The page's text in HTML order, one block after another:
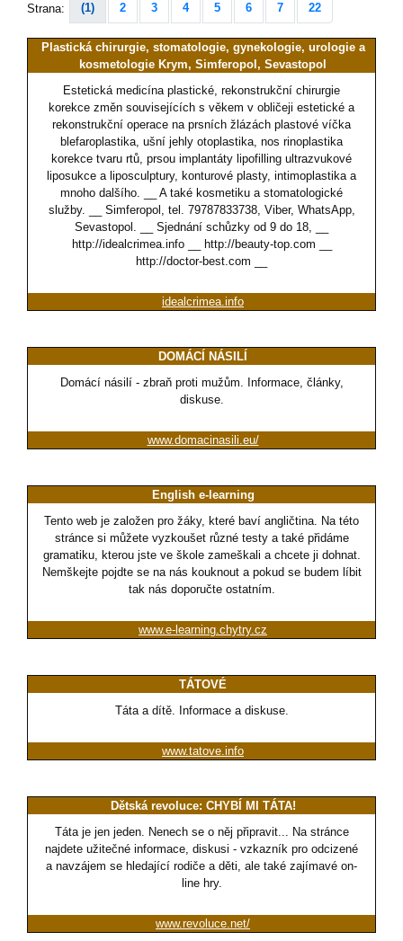
Strana: (1) 2 3 4 5 6 7 22
Plastická chirurgie, stomatologie, gynekologie, urologie a
kosmetologie Krym, Simferopol, Sevastopol
Estetická medicína plastické, rekonstrukční chirurgie
korekce změn souvisejících s věkem v obličeji estetické a
rekonstrukční operace na prsních žlázách plastové víčka
blefaroplastika, ušní jehly otoplastika, nos rinoplastika
korekce tvaru rtů, prsou implantáty lipofilling ultrazvukové
liposukce a liposculptury, konturové plasty, intimoplastika a
mnoho dalšího. __ A také kosmetiku a stomatologické
služby. __ Simferopol, tel. 79787833738, Viber, WhatsApp,
Sevastopol. __ Sjednání schůzky od 9 do 18, __
http://idealcrimea.info __ http://beauty-top.com __
http://doctor-best.com __
idealcrimea.info
DOMÁCÍ NÁSILÍ
Domácí násilí - zbraň proti mužům. Informace, články,
diskuse.
www.domacinasili.eu/
English e-learning
Tento web je založen pro žáky, které baví angličtina. Na této
stránce si můžete vyzkoušet různé testy a také přidáme
gramatiku, kterou jste ve škole zameškali a chcete ji dohnat.
Nemškejte pojdte se na nás kouknout a pokud se budem líbit
tak nás doporučte ostatním.
www.e-learning.chytry.cz
TÁTOVÉ
Táta a dítě. Informace a diskuse.
www.tatove.info
Dětská revoluce: CHYBÍ MI TÁTA!
Táta je jen jeden. Nenech se o něj připravit... Na stránce
najdete užitečné informace, diskusi - vzkazník pro odcizené
a navzájem se hledající rodiče a děti, ale také zajímavé on-
line hry.
www.revoluce.net/